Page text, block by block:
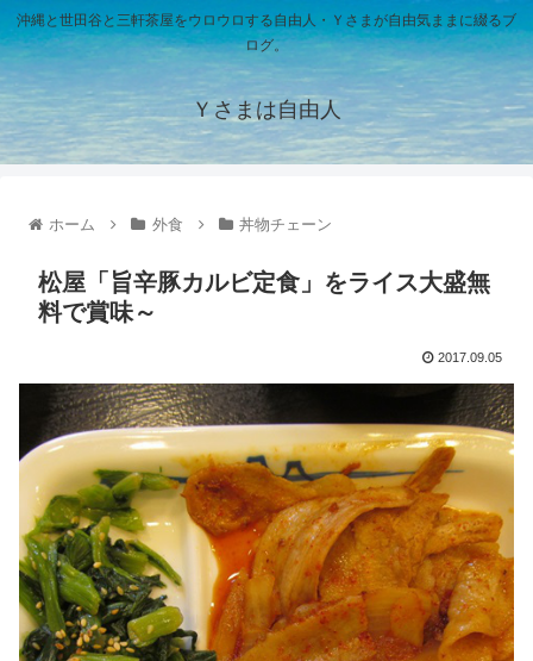
沖縄と世田谷と三軒茶屋をウロウロする自由人・Ｙさまが自由気ままに綴るブ
ログ。
Ｙさまは自由人
ホーム 外食 丼物チェーン
松屋「旨辛豚カルビ定食」をライス大盛無
料で賞味～
2017.09.05